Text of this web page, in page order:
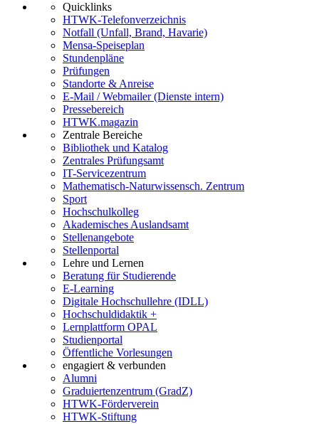
Quicklinks
HTWK-Telefonverzeichnis
Notfall (Unfall, Brand, Havarie)
Mensa-Speiseplan
Stundenpläne
Prüfungen
Standorte & Anreise
E-Mail / Webmailer (Dienste intern)
Pressebereich
HTWK.magazin
Zentrale Bereiche
Bibliothek und Katalog
Zentrales Prüfungsamt
IT-Servicezentrum
Mathematisch-Naturwissensch. Zentrum
Sport
Hochschulkolleg
Akademisches Auslandsamt
Stellenangebote
Stellenportal
Lehre und Lernen
Beratung für Studierende
E-Learning
Digitale Hochschullehre (IDLL)
Hochschuldidaktik +
Lernplattform OPAL
Studienportal
Öffentliche Vorlesungen
engagiert & verbunden
Alumni
Graduiertenzentrum (GradZ)
HTWK-Förderverein
HTWK-Stiftung